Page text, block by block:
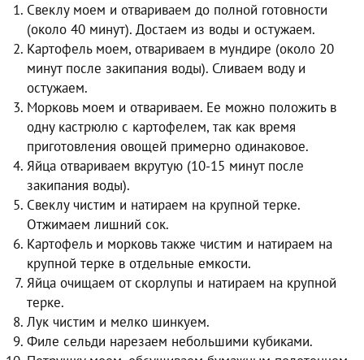
Свеклу моем и отвариваем до полной готовности
(около 40 минут). Достаем из воды и остужаем.
Картофель моем, отвариваем в мундире (около 20
минут после закипания воды). Сливаем воду и
остужаем.
Морковь моем и отвариваем. Ее можно положить в
одну кастрюлю с картофелем, так как время
приготовления овощей примерно одинаковое.
Яйца отвариваем вкрутую (10-15 минут после
закипания воды).
Свеклу чистим и натираем на крупной терке.
Отжимаем лишний сок.
Картофель и морковь также чистим и натираем на
крупной терке в отдельные емкости.
Яйца очищаем от скорлупы и натираем на крупной
терке.
Лук чистим и мелко шинкуем.
Филе сельди нарезаем небольшими кубиками.